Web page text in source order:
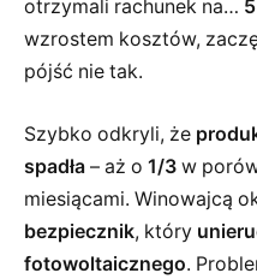
otrzymali rachunek na…
wzrostem kosztów,
pójść nie tak.
Szybko odkryli, że
spadła – aż o 1/3 w
miesiącami. Winowajcą
bezpiecznik, który
fotowoltaicznego.